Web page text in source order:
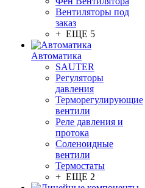
Вентиляторы под
заказ
+ ЕЩЕ 5
Автоматика
SAUTER
Регуляторы
давления
Терморегулирующие
вентили
Реле давления и
протока
Соленоидные
вентили
Термостаты
+ ЕЩЕ 2